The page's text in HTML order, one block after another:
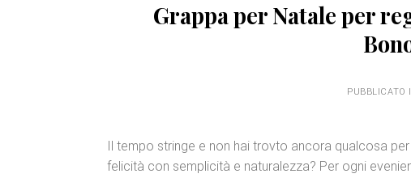
Grappa per Natale per
PUBBLICATO
Il tempo stringe e non hai trovto ancora qualcosa per
felicità con semplicità e naturalezza? Per ogni